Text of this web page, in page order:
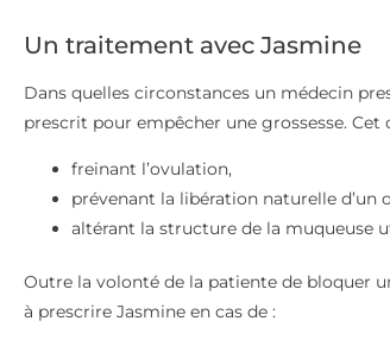
Un traitement avec Jasmine
Dans quelles circonstances un médecin
prescrit pour empêcher une grossesse.
freinant l’ovulation,
prévenant la libération naturelle d’un
altérant la structure de la muqueuse
Outre la volonté de la patiente de bloquer
à prescrire Jasmine en cas de :